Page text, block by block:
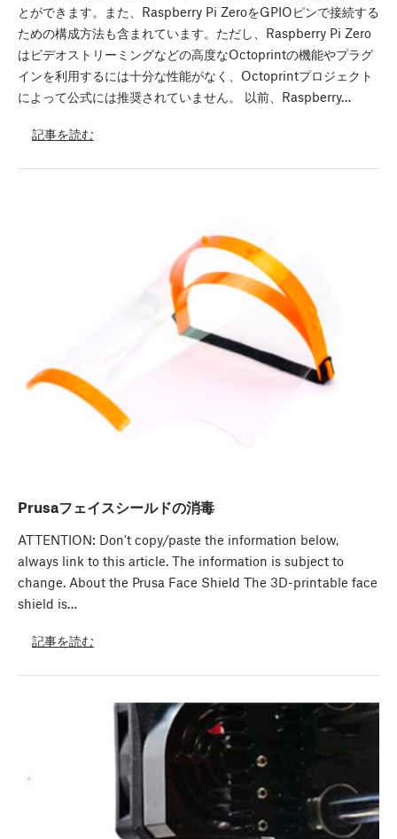
とができます。また、Raspberry Pi ZeroをGPIOピンで接続する
ための構成方法も含まれています。ただし、Raspberry Pi Zero
はビデオストリーミングなどの高度なOctoprintの機能やプラグ
インを利用するには十分な性能がなく、Octoprintプロジェクト
によって公式には推奨されていません。 以前、Raspberry…
記事を読む
Prusaフェイスシールドの消毒
ATTENTION: Don't copy/paste the information below,
always link to this article. The information is subject to
change. About the Prusa Face Shield The 3D-printable face
shield is…
記事を読む